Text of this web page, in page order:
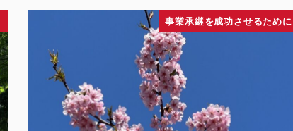
事業承継を成功させるために